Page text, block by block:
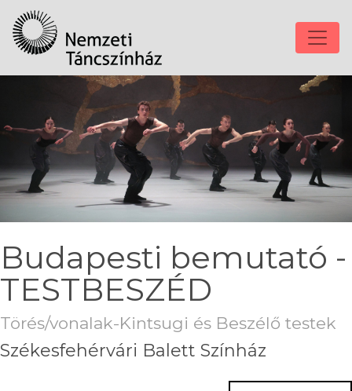
Budapesti bemutató -
TESTBESZÉD
Törés/vonalak-Kintsugi és Beszélő testek
Székesfehérvári Balett Színház